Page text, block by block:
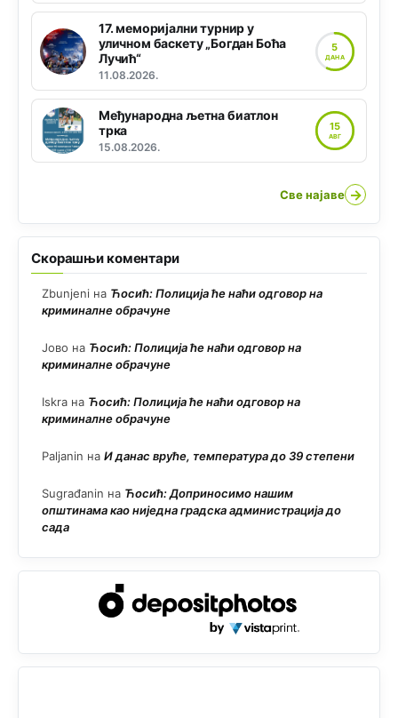
17. меморијални турнир у
уличном баскету „Богдан Боћа
Лучић“
11.08.2026.
5
ДАНА
Међународна љетна биатлон
трка
15.08.2026.
15
АВГ
Све најаве →
Скорашњи коментари
Zbunjeni на Ћосић: Полиција ће наћи одговор на
криминалне обрачуне
Јово на Ћосић: Полиција ће наћи одговор на
криминалне обрачуне
Iskra на Ћосић: Полиција ће наћи одговор на
криминалне обрачуне
Paljanin на И данас вруће, температура до 39 степени
Sugrađanin на Ћосић: Доприносимо нашим
општинама као ниједна градска администрација до
сада